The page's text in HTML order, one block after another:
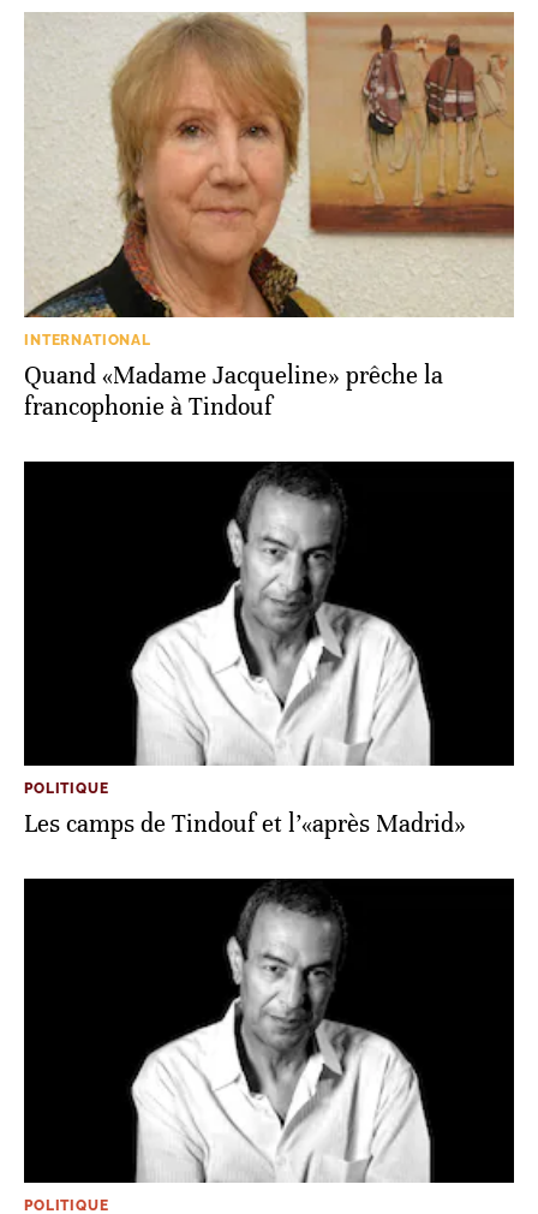
INTERNATIONAL
Quand «Madame Jacqueline» prêche la
francophonie à Tindouf
POLITIQUE
Les camps de Tindouf et l’«après Madrid»
POLITIQUE